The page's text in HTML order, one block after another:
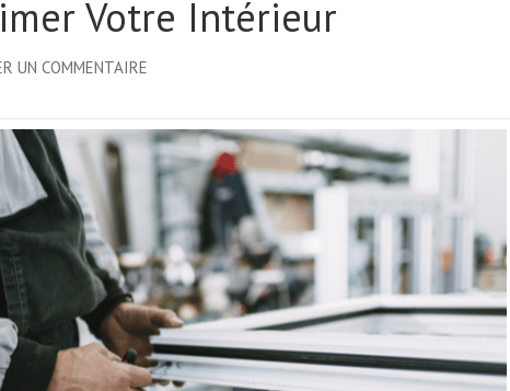
Votre Intérieur
UN COMMENTAIRE
DE
MENUISERIE:
DES
CRÉATIONS
SUR
MESURE
POUR
SUBLIMER
VOTRE